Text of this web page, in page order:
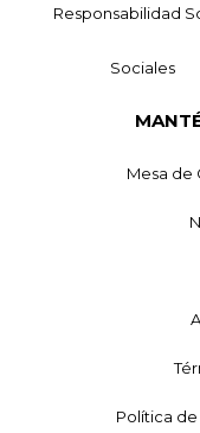
Responsabilidad
Sociales
Mesa de
Política